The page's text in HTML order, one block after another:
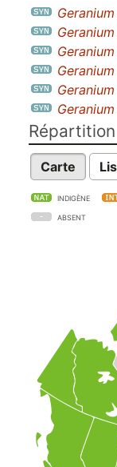
Répartition
Carte
INDIGÈNE
ABSENT